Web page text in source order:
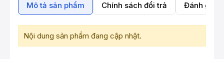
Mô tả sản phẩm Chính sách đổi trả Đánh giá
Nội dung sản phẩm đang cập nhật.